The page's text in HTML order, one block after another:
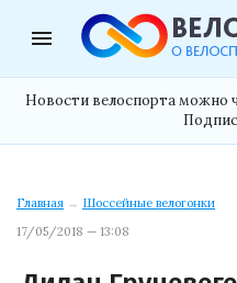
menu
Новости велоспорта можно
Главная → Шоссейные велогонки
17/05/2018 — 13:08